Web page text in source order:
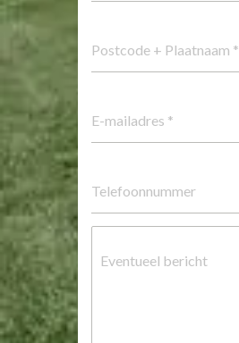
Postcode + Plaatnaam *
E-mailadres *
Telefoonnummer
Eventueel bericht